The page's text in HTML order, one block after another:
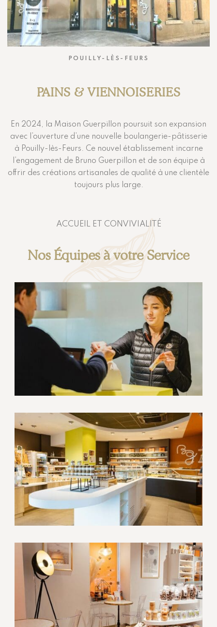
POUILLY-LÈS-FEURS
PAINS & VIENNOISERIES
En 2024, la Maison Guerpillon poursuit son expansion
avec l’ouverture d’une nouvelle boulangerie-pâtisserie
à Pouilly-lès-Feurs. Ce nouvel établissement incarne
l’engagement de Bruno Guerpillon et de son équipe à
offrir des créations artisanales de qualité à une clientèle
toujours plus large.
ACCUEIL ET CONVIVIALITÉ
Nos Équipes à votre Service